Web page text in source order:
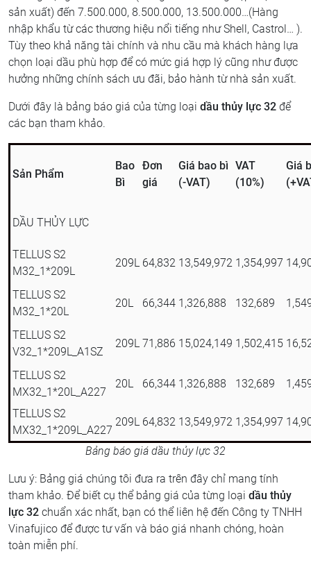
sản xuất) đến 7.500.000, 8.500.000, 13.500.000…(Hàng
nhập khẩu từ các thương hiệu nổi tiếng như Shell, Castrol… ).
Tùy theo khả năng tài chính và nhu cầu mà khách hàng lựa
chọn loại dầu phù hợp để có mức giá hợp lý cũng như được
hưởng những chính sách ưu đãi, bảo hành từ nhà sản xuất.
Dưới đây là bảng báo giá của từng loại dầu thủy lực 32 để
các bạn tham khảo.
Sản Phẩm
Bao
Bì
Đơn
giá
Giá bao bì
(-VAT)
VAT
(10%)
Giá
DẦU THỦY LỰC
TELLUS S2
M32_1*209L
209L 64,832 13,549,972 1,354,997
TELLUS S2
M32_1*20L
20L 66,344 1,326,888 132,689
TELLUS S2
V32_1*209L_A1SZ
209L 71,886 15,024,149 1,502,415
TELLUS S2
MX32_1*20L_A227
20L 66,344 1,326,888 132,689
TELLUS S2
MX32_1*209L_A227
209L 64,832 13,549,972 1,354,997
Bảng báo giá dầu thủy lực 32
Lưu ý: Bảng giá chúng tôi đưa ra trên đây chỉ mang tính
tham khảo. Để biết cụ thể bảng giá của từng loại dầu thủy
lực 32 chuẩn xác nhất, bạn có thể liên hệ đến Công ty TNHH
Vinafujico để được tư vấn và báo giá nhanh chóng, hoàn
toàn miễn phí.